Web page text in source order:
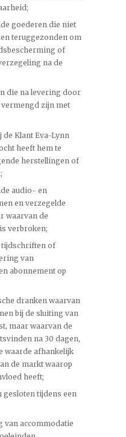
goederen die niet
teruggezonden om
of
na de
die na levering door
zijn met
Klant Eva-Lynn
heeft hem te
herstellingen of
audio- en
en verzegelde
waarvan de
verbroken;
tijdschriften of
van
abonnement op
dranken waarvan
bij de sluiting van
maar waarvan de
na 30 dagen,
waarde afhankelijk
de markt waarop
heeft;
tijdens een
van accommodatie